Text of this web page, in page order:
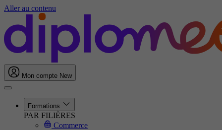
Aller au contenu
Mon compte New
Formations
PAR FILIÈRES
Commerce